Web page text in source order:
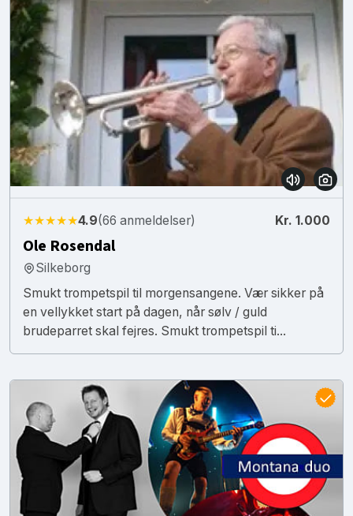
★★★★★4.9(66 anmeldelser) Kr. 1.000
Ole Rosendal
Silkeborg
Smukt trompetspil til morgensangene. Vær sikker på
en vellykket start på dagen, når sølv / guld
brudeparret skal fejres. Smukt trompetspil ti...